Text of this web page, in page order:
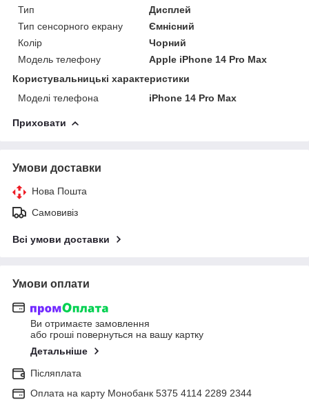
Тип
Дисплей
Тип сенсорного екрану
Ємнісний
Колір
Чорний
Модель телефону
Apple iPhone 14 Pro Max
Користувальницькі характеристики
Моделі телефона
iPhone 14 Pro Max
Приховати
Умови доставки
Нова Пошта
Самовивіз
Всі умови доставки
Умови оплати
Ви отримаєте замовлення
або гроші повернуться на вашу картку
Детальніше
Післяплата
Оплата на карту Монобанк 5375 4114 2289 2344